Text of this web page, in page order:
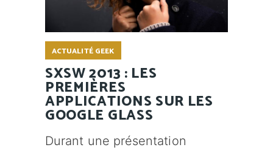
ACTUALITÉ GEEK
SXSW 2013 : LES
PREMIÈRES
APPLICATIONS SUR LES
GOOGLE GLASS
Durant une présentation